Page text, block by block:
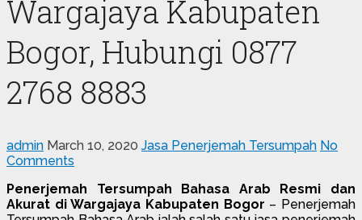
Wargajaya Kabupaten
Bogor, Hubungi 0877
2768 8883
admin March 10, 2020 Jasa Penerjemah Tersumpah No
Comments
Penerjemah Tersumpah Bahasa Arab Resmi dan
Akurat di Wargajaya Kabupaten Bogor – Penerjemah